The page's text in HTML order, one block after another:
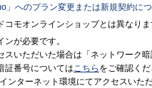
」へのプラン変更または新規契約に
コモオンラインショップとは異なりま
が必要です。
スいただいた場合は「ネットワーク
証番号についてはこちら をご確認くだ
ンターネット環境にてアクセスいた